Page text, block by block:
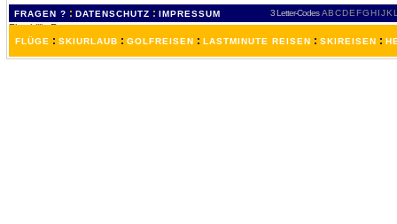
FRAGEN ? : DATENSCHUTZ : IMPRESSUM 3 Letter-Codes ABCDEFGH IJKL
FLÜGE : SKIURLAUB : GOLFREISEN : LASTMINUTE REISEN : SKIREISEN :